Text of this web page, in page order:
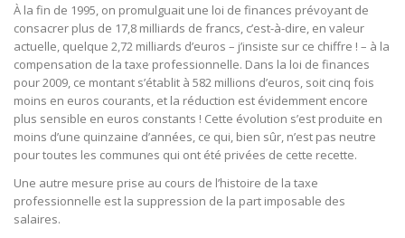
À la fin de 1995, on promulguait une loi de finances prévoyant de
consacrer plus de 17,8 milliards de francs, c’est-à-dire, en valeur
actuelle, quelque 2,72 milliards d’euros – j’insiste sur ce chiffre ! – à la
compensation de la taxe professionnelle. Dans la loi de finances
pour 2009, ce montant s’établit à 582 millions d’euros, soit cinq fois
moins en euros courants, et la réduction est évidemment encore
plus sensible en euros constants ! Cette évolution s’est produite en
moins d’une quinzaine d’années, ce qui, bien sûr, n’est pas neutre
pour toutes les communes qui ont été privées de cette recette.
Une autre mesure prise au cours de l’histoire de la taxe
professionnelle est la suppression de la part imposable des
salaires.